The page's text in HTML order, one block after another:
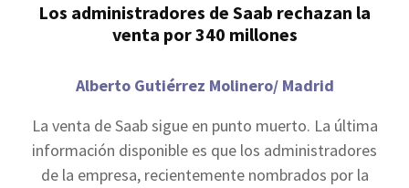
Los administradores de Saab rechazan la
venta por 340 millones
Alberto Gutiérrez Molinero/ Madrid
La venta de Saab sigue en punto muerto. La última
información disponible es que los administradores
de la empresa, recientemente nombrados por la